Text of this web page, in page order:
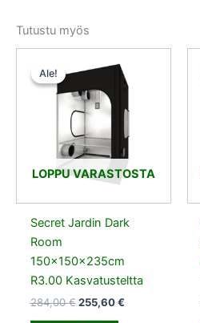
Tutustu myös
Ale!
LOPPU VARASTOSTA
Ale!
Secret Jardin Dark
Room
150x150x235cm
R3.00 Kasvatusteltta
284,00€
hinta
284,00 €.
255,60€
on: